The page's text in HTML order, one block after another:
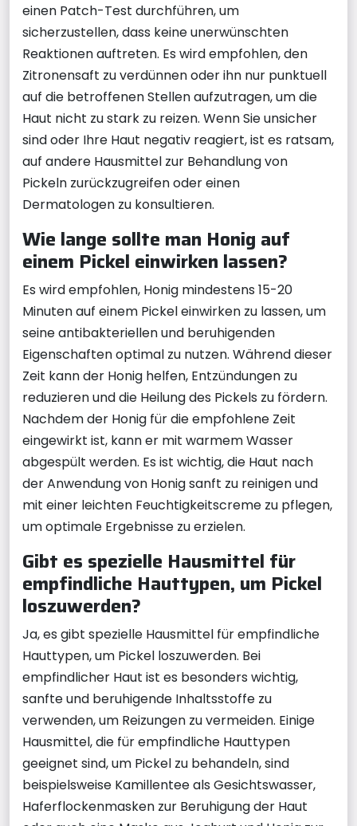
einen Patch-Test durchführen, um
sicherzustellen, dass keine unerwünschten
Reaktionen auftreten. Es wird empfohlen, den
Zitronensaft zu verdünnen oder ihn nur punktuell
auf die betroffenen Stellen aufzutragen, um die
Haut nicht zu stark zu reizen. Wenn Sie unsicher
sind oder Ihre Haut negativ reagiert, ist es ratsam,
auf andere Hausmittel zur Behandlung von
Pickeln zurückzugreifen oder einen
Dermatologen zu konsultieren.
Wie lange sollte man Honig auf
einem Pickel einwirken lassen?
Es wird empfohlen, Honig mindestens 15-20
Minuten auf einem Pickel einwirken zu lassen, um
seine antibakteriellen und beruhigenden
Eigenschaften optimal zu nutzen. Während dieser
Zeit kann der Honig helfen, Entzündungen zu
reduzieren und die Heilung des Pickels zu fördern.
Nachdem der Honig für die empfohlene Zeit
eingewirkt ist, kann er mit warmem Wasser
abgespült werden. Es ist wichtig, die Haut nach
der Anwendung von Honig sanft zu reinigen und
mit einer leichten Feuchtigkeitscreme zu pflegen,
um optimale Ergebnisse zu erzielen.
Gibt es spezielle Hausmittel für
empfindliche Hauttypen, um Pickel
loszuwerden?
Ja, es gibt spezielle Hausmittel für empfindliche
Hauttypen, um Pickel loszuwerden. Bei
empfindlicher Haut ist es besonders wichtig,
sanfte und beruhigende Inhaltsstoffe zu
verwenden, um Reizungen zu vermeiden. Einige
Hausmittel, die für empfindliche Hauttypen
geeignet sind, um Pickel zu behandeln, sind
beispielsweise Kamillentee als Gesichtswasser,
Haferflockenmasken zur Beruhigung der Haut